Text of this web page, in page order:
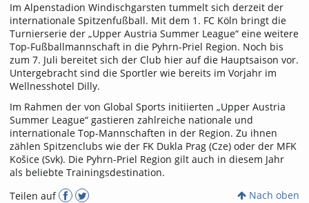
Im Alpenstadion Windischgarsten tummelt sich derzeit der
internationale Spitzenfußball. Mit dem 1. FC Köln bringt die
Turnierserie der „Upper Austria Summer League“ eine weitere
Top-Fußballmannschaft in die Pyhrn-Priel Region. Noch bis
zum 7. Juli bereitet sich der Club hier auf die Hauptsaison vor.
Untergebracht sind die Sportler wie bereits im Vorjahr im
Wellnesshotel Dilly.
Im Rahmen der von Global Sports initiierten „Upper Austria
Summer League“ gastieren zahlreiche nationale und
internationale Top-Mannschaften in der Region. Zu ihnen
zählen Spitzenclubs wie der FK Dukla Prag (Cze) oder der MFK
Košice (Svk). Die Pyhrn-Priel Region gilt auch in diesem Jahr
als beliebte Trainingsdestination.
Teilen auf
Nach oben